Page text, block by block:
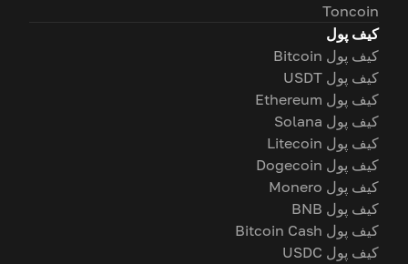
Toncoin
کیف پول
کیف پول Bitcoin
کیف پول USDT
کیف پول Ethereum
کیف پول Solana
کیف پول Litecoin
کیف پول Dogecoin
کیف پول Monero
کیف پول BNB
کیف پول Bitcoin Cash
کیف پول USDC